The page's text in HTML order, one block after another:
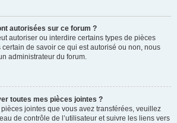
autorisées sur ce forum ?
autoriser ou interdire certains types de pièces
certain de savoir ce qui est autorisé ou non, nous
administrateur du forum.
toutes mes pièces jointes ?
jointes que vous avez transférées, veuillez
de contrôle de l’utilisateur et suivre les liens vers